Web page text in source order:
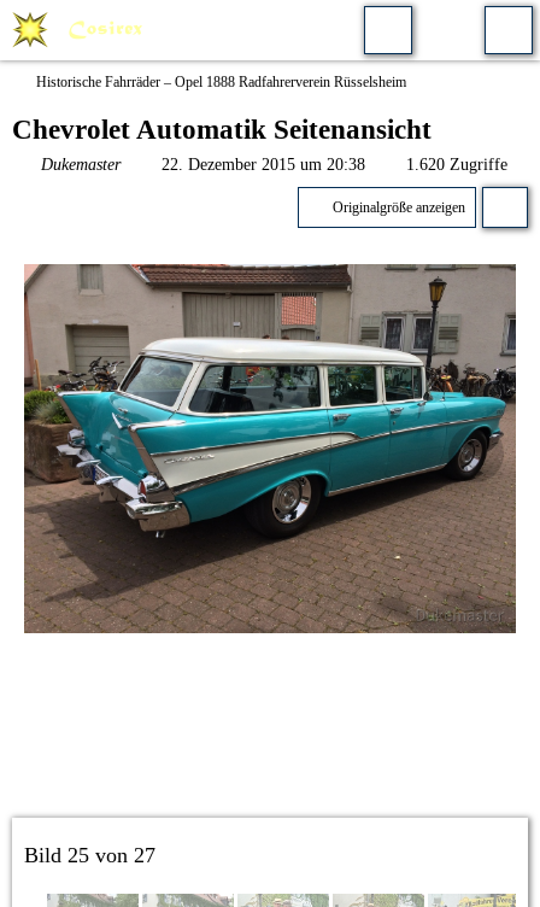
Historische Fahrräder – Opel 1888 Radfahrerverein Rüsselsheim
Chevrolet Automatik Seitenansicht
Dukemaster 22. Dezember 2015 um 20:38 1.620 Zugriffe
Originalgröße anzeigen
Bild 25 von 27